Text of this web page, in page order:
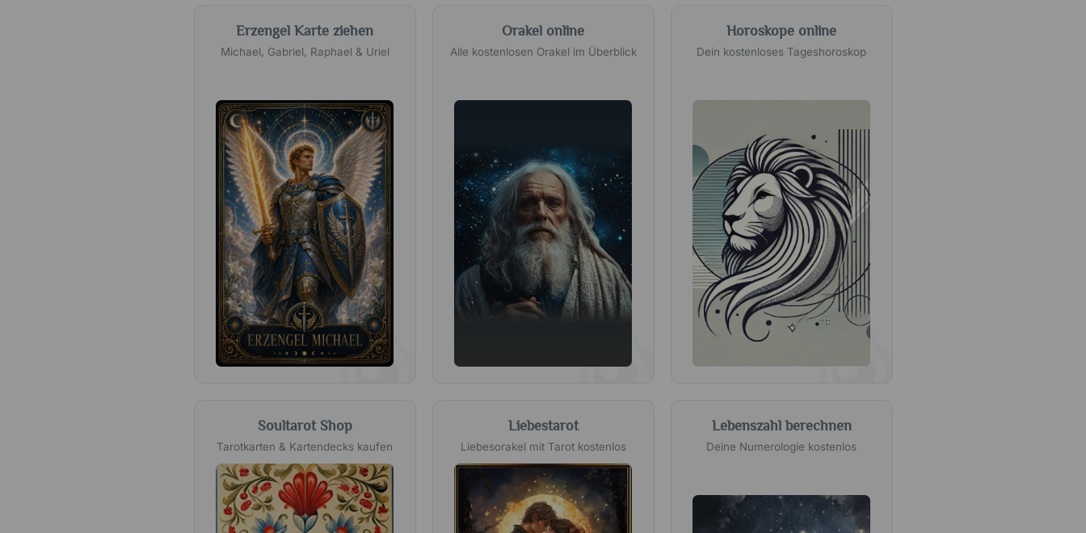
Erzengel Karte ziehen
Michael, Gabriel, Raphael & Uriel
Orakel online
Alle kostenlosen Orakel im Überblick
Horoskope online
Dein kostenloses Tageshoroskop
Soultarot Shop
Tarotkarten & Kartendecks kaufen
Liebestarot
Liebesorakel mit Tarot kostenlos
Lebenszahl berechnen
Deine Numerologie kostenlos